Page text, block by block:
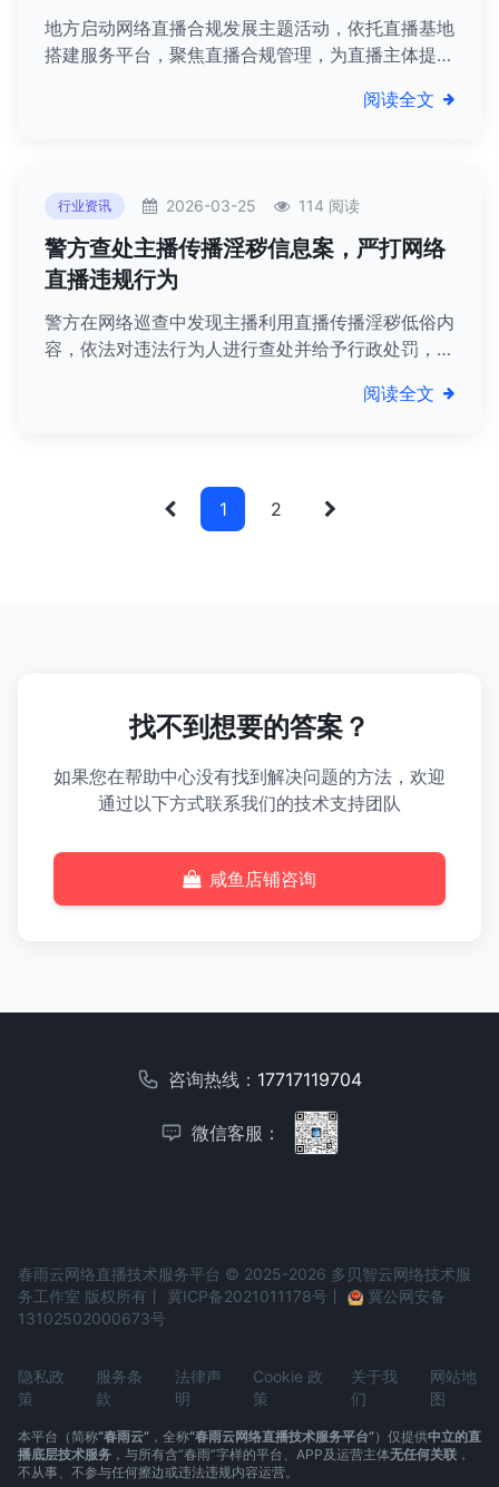
地方启动网络直播合规发展主题活动，依托直播基地
搭建服务平台，聚焦直播合规管理，为直播主体提供
阅读全文
行业资讯 2026-03-25 114 阅读
警方查处主播传播淫秽信息案，严打网络
直播违规行为
警方在网络巡查中发现主播利用直播传播淫秽低俗内
容，依法对违法行为人进行查处并给予行政处罚，彰
阅读全文
1 2
找不到想要的答案？
如果您在帮助中心没有找到解决问题的方法，欢迎
通过以下方式联系我们的技术支持团队
咸鱼店铺咨询
咨询热线： 17717119704
微信客服：
春雨云网络直播技术服务平台 © 2025-2026 多贝智云网络技术服
务工作室 版权所有丨 冀ICP备2021011178号 丨
冀公网安备
13102502000673号
隐私政
策
服务条
款
法律声
明
Cookie 政
策
关于我
们
网站地
图
本平台（简称“春雨云” ，全称“春雨云网络直播技术服务平台”）仅提供中立的直
播底层技术服务 ，与所有含“春雨”字样的平台、APP及运营主体无任何关联 ，
不从事、不参与任何擦边或违法违规内容运营。